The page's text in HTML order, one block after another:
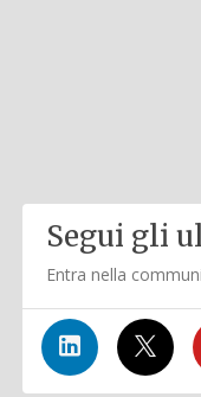
Segui gli
Entra nella